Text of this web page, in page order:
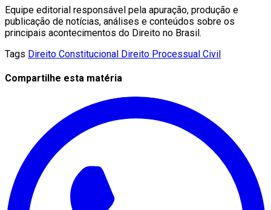
Equipe editorial responsável pela apuração, produção e
publicação de notícias, análises e conteúdos sobre os
principais acontecimentos do Direito no Brasil.
Tags Direito Constitucional Direito Processual Civil
Compartilhe esta matéria